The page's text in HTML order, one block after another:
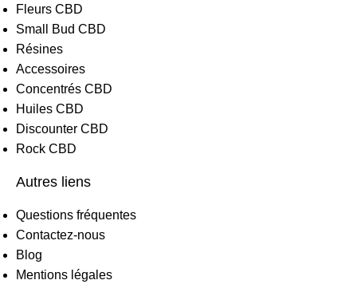
Fleurs CBD
Small Bud CBD
Résines
Accessoires
Concentrés CBD
Huiles CBD
Discounter CBD
Rock CBD
Autres liens
Questions fréquentes
Contactez-nous
Blog
Mentions légales